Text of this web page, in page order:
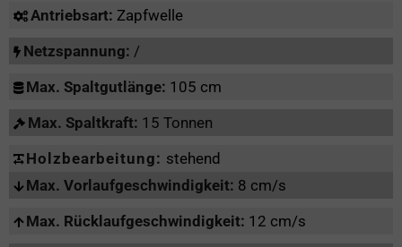
Antriebsart: Zapfwelle
Netzspannung: /
Max. Spaltgutlänge: 105 cm
Max. Spaltkraft: 15 Tonnen
Holzbearbeitung: stehend
Max. Vorlaufgeschwindigkeit: 8 cm/s
Max. Rücklaufgeschwindigkeit: 12 cm/s